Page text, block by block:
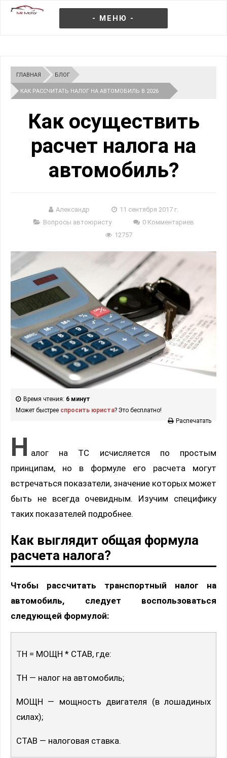
- МЕНЮ -
ГЛАВНАЯ БЛОГ
КАК РАССЧИТАТЬ НАЛОГ НА АВТОМОБИЛЬ В 2026
Как осуществить
расчет налога на
автомобиль?
Александр
11 сентября 2017 г.
Вопросы автоюристу
0 Комментариев
12757
Время чтения: 6 минут
Может быстрее спросить юриста? Это бесплатно!
Распечатать
Н алог на ТС исчисляется по простым
принципам, но в формуле его расчета могут
встречаться показатели, значение которых может
быть не всегда очевидным. Изучим специфику
таких показателей подробнее.
Как выглядит общая формула
расчета налога?
Чтобы рассчитать транспортный налог на
автомобиль, следует воспользоваться
следующей формулой:
ТН = МОЩН * СТАВ, где:
ТН — налог на автомобиль;
МОЩН — мощность двигателя (в лошадиных
силах);
СТАВ — налоговая ставка.